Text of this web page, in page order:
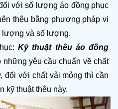
với số lượng áo đồng phục
thêu bằng phương pháp vi
lượng và số lượng.
Kỹ thuật thêu áo đồng
những yêu cầu chuẩn về chất
đối với chất vải mỏng thì cần
kỹ thuật thêu này.